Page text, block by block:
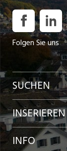
Folgen Sie uns
SUCHEN
Jobs im Kanton
Jobs in der
INSERIEREN
Preise und
INFO